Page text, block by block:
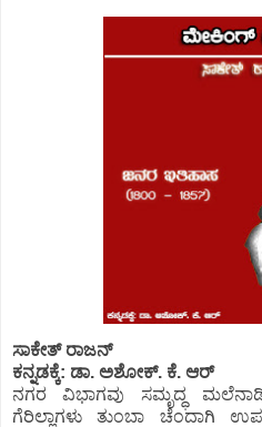
ಸಾಕೇತ್ ರಾಜನ್
ಕನ್ನಡಕ್ಕೆ: ಡಾ. ಅಶೋಕ್. ಕೆ. ಆರ್
ನಗರ ವಿಭಾಗವು ಸಮೃದ್ಧ
ಗೆರಿಲ್ಲಾಗಳು ತುಂಬಾ ಚೆಂದಾಗಿ